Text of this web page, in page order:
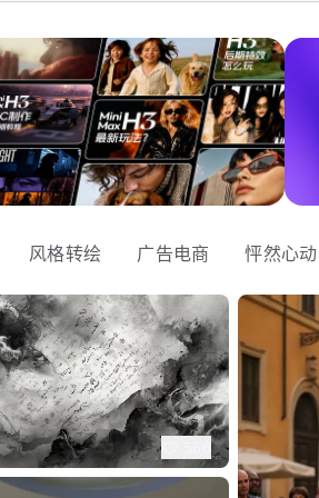
风格转绘 广告电商 怦然心动